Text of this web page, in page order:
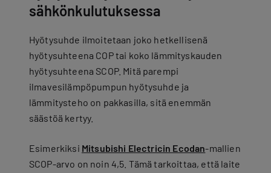
sähkönkulutuksessa
Hyötysuhde ilmoitetaan joko hetkellisenä
hyötysuhteena COP tai koko lämmityskauden
hyötysuhteena SCOP. Mitä parempi
ilmavesilämpöpumpun hyötysuhde ja
lämmitysteho on pakkasilla, sitä enemmän
säästöä kertyy.
Esimerkiksi Mitsubishi Electricin Ecodan-mallien
SCOP-arvo on noin 4,5. Tämä tarkoittaa, että laite